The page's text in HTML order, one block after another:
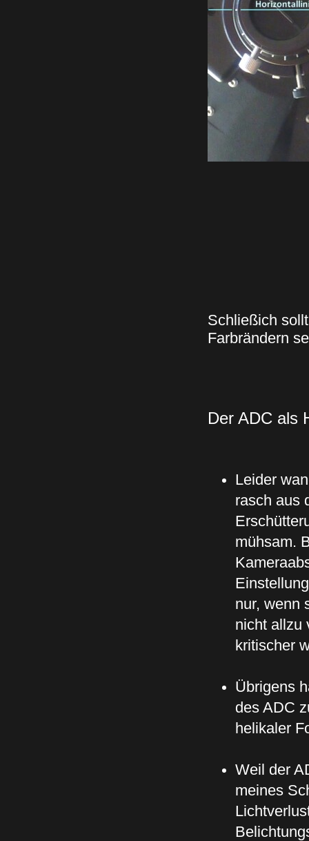
Schließich
Farbrändern
Der ADC als
Leider
rasch aus
mühsam.
nur, wenn
nicht allzu
kritischer
Übrigens
des ADC
helikaler
Weil der
meines